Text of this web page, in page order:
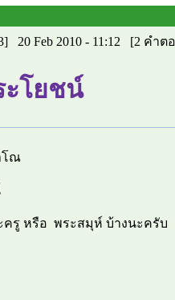
20 Feb 2010 - 11:12 [2 คำต
โยชน์
โณ
ครู หรือ พระสมุห์ บ้างนะครับ